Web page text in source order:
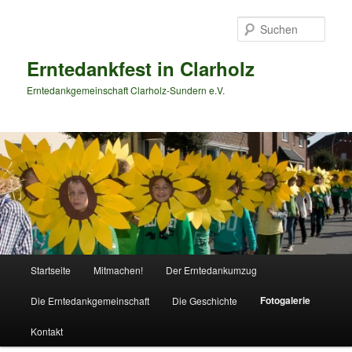
Erntedankfest in Clarholz
Erntedankgemeinschaft Clarholz-Sundern e.V.
Startseite Mitmachen! Der Erntedankumzug
Die Erntedankgemeinschaft Die Geschichte Fotogalerie
Kontakt